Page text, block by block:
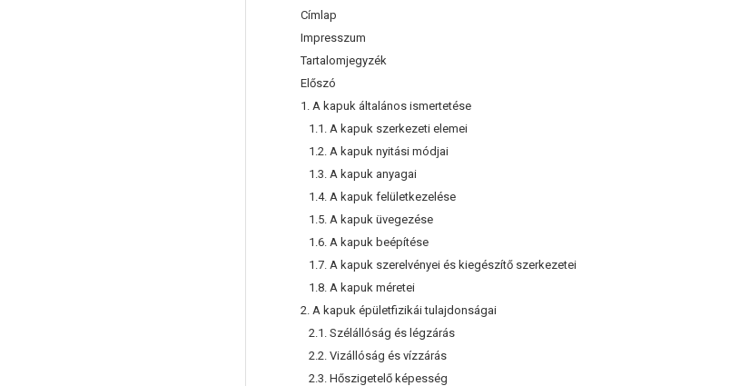
Címlap
Impresszum
Tartalomjegyzék
Előszó
1. A kapuk általános ismertetése
1.1. A kapuk szerkezeti elemei
1.2. A kapuk nyitási módjai
1.3. A kapuk anyagai
1.4. A kapuk felületkezelése
1.5. A kapuk üvegezése
1.6. A kapuk beépítése
1.7. A kapuk szerelvényei és kiegészítő szerkezetei
1.8. A kapuk méretei
2. A kapuk épületfizikái tulajdonságai
2.1. Szélállóság és légzárás
2.2. Vizállóság és vízzárás
2.3. Hőszigetelő képesség